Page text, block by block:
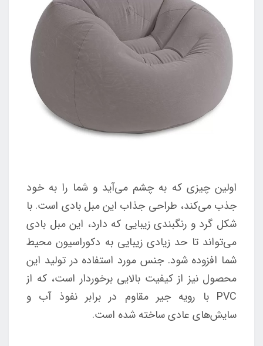
اولین چیزی که به چشم می‌آید و شما را به خود
جذب می‌کند، طراحی جذاب این مبل بادی است. با
شکل گرد و رنگبندی زیبایی که دارد، این مبل بادی
می‌تواند تا حد زیادی زیبایی به دکوراسیون محیط
شما افزوده شود. جنس مورد استفاده در تولید این
محصول نیز از کیفیت بالایی برخوردار است، که از
PVC با رویه جیر مقاوم در برابر نفوذ آب و
سایش‌های عادی ساخته شده است.